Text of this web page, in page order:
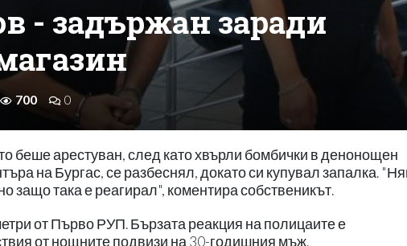
- задържан заради
700 0
беше арестуван, след като хвърли бомбички в денонощен
на Бургас, се разбеснял, докато си купувал запалка.
защо така е реагирал", коментира собственикът.
от Първо РУП. Бързата реакция на полицаите е
от нощните подвизи на 30-годишния мъж.